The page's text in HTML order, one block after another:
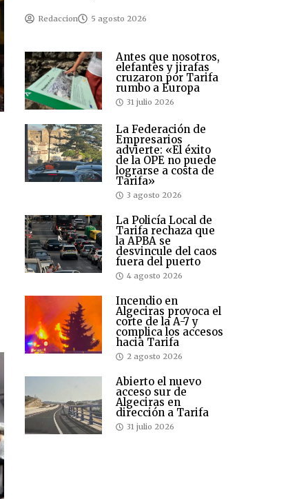
Redaccion 5 agosto 2026
Antes que nosotros,
elefantes y jirafas
cruzaron por Tarifa
rumbo a Europa
31 julio 2026
La Federación de
Empresarios
advierte: «El éxito
de la OPE no puede
lograrse a costa de
Tarifa»
3 agosto 2026
La Policía Local de
Tarifa rechaza que
la APBA se
desvincule del caos
fuera del puerto
4 agosto 2026
Incendio en
Algeciras provoca el
corte de la A-7 y
complica los accesos
hacia Tarifa
2 agosto 2026
Abierto el nuevo
acceso sur de
Algeciras en
dirección a Tarifa
31 julio 2026